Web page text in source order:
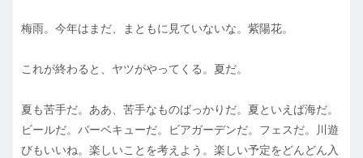
梅雨。今年はまだ、まともに見ていないな。紫陽花。
これが終わると、ヤツがやってくる。夏だ。
夏も苦手だ。ああ、苦手なものばっかりだ。夏といえば海だ。
ビールだ。バーベキューだ。ビアガーデンだ。フェスだ。川遊
びもいいね。楽しいことを考えよう。楽しい予定をどんどん入